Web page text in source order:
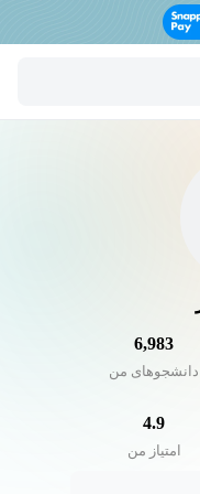
6,983
دانشجو‌های من
4.9
امتیاز من